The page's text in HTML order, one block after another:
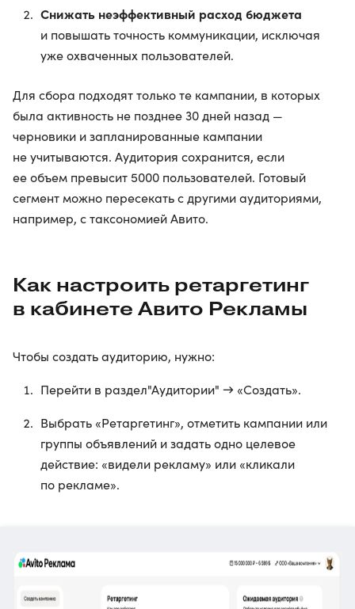
Снижать неэффективный расход бюджета
и повышать точность коммуникации, исключая
уже охваченных пользователей.
Для сбора подходят только те кампании, в которых
была активность не позднее 30 дней назад —
черновики и запланированные кампании
не учитываются. Аудитория сохранится, если
ее объем превысит 5000 пользователей. Готовый
сегмент можно пересекать с другими аудиториями,
например, с таксономией Авито.
Как настроить ретаргетинг
в кабинете Авито Рекламы
Чтобы создать аудиторию, нужно:
Перейти в раздел"Аудитории" → «Создать».
Выбрать «Ретаргетинг», отметить кампании или
группы объявлений и задать одно целевое
действие: «видели рекламу» или «кликали
по рекламе».